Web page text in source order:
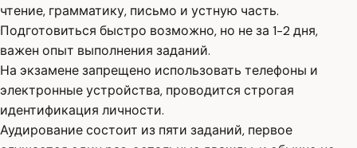
чтение, грамматику, письмо и устную часть.
Подготовиться быстро возможно, но не за 1-2 дня,
важен опыт выполнения заданий.
На экзамене запрещено использовать телефоны и
электронные устройства, проводится строгая
идентификация личности.
Аудирование состоит из пяти заданий, первое